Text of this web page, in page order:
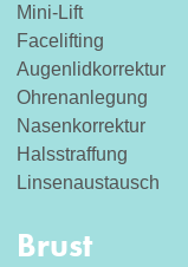
Mini-Lift
Facelifting
Augenlidkorrektur
Ohrenanlegung
Nasenkorrektur
Halsstraffung
Linsenaustausch
Brust